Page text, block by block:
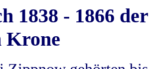
1838 - 1866
Krone